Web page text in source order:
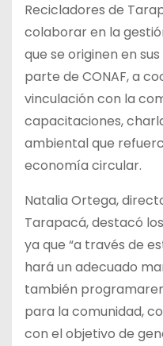
Recicladores de
colaborar en la
que se originen en
parte de CONAF, a
vinculación con la
capacitaciones,
ambiental que
economía circular.
Natalia Ortega,
Tarapacá, destacó
ya que “a través de
hará un adecuado
también
para la comunidad,
con el objetivo de